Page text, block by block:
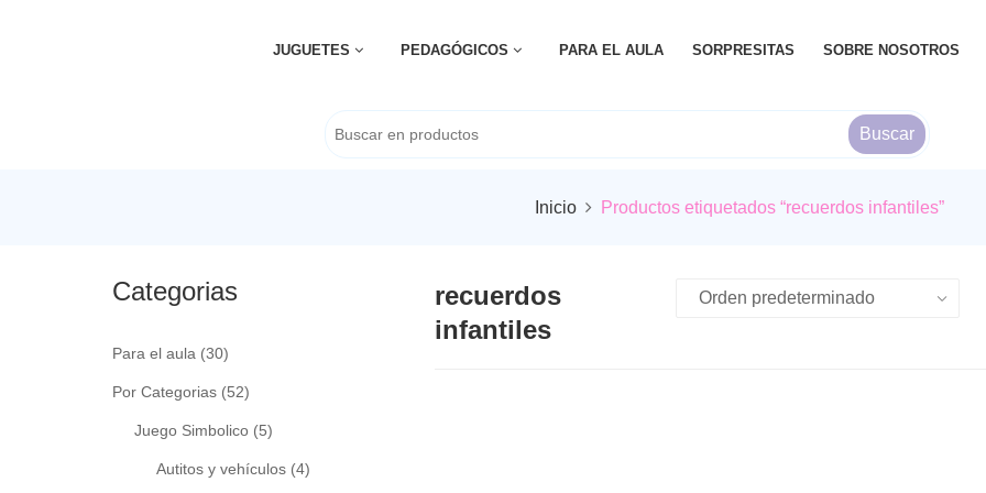
JUGUETES PEDAGÓGICOS PARA EL AULA SORPRESITAS SOBRE NOSOTROS
Buscar
Inicio Productos etiquetados “recuerdos infantiles”
Categorias
Para el aula (30)
Por Categorias (52)
Juego Simbolico (5)
Autitos y vehículos (4)
recuerdos
infantiles